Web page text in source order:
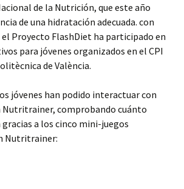
de la Nutrición, que este año
de una hidratación adecuada. con
Proyecto FlashDiet ha participado en
para jóvenes organizados en el CPI
de València.
jóvenes han podido interactuar con
Nutritrainer, comprobando cuánto
a los cinco mini-juegos
Nutritrainer: